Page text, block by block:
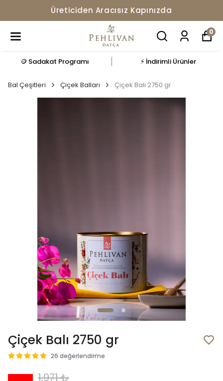
Üreticiden Aracısız Kapınızda
0
🪙 Sadakat Programı ⚡ İndirimli Ürünler
Bal Çeşitleri Çiçek Balları Çiçek Balı 2750 gr
Çiçek Balı 2750 gr
26 değerlendirme
1,971 ₺